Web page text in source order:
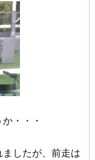
・・・
したが、前走は